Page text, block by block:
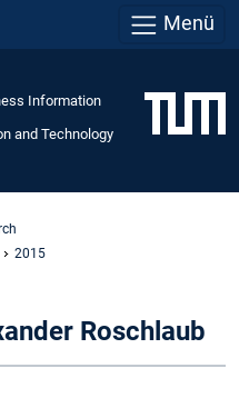
Menü
Information
and Technology
2015
Roschlaub